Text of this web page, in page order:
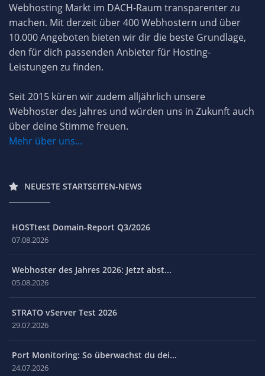
Webhosting Markt im DACH-Raum transparenter zu
machen. Mit derzeit über 400 Webhostern und über
10.000 Angeboten bieten wir dir die beste Grundlage,
den für dich passenden Anbieter für Hosting-
Leistungen zu finden.
Seit 2015 küren wir zudem alljährlich unsere
Webhoster des Jahres und würden uns in Zukunft auch
über deine Stimme freuen.
Mehr über uns...
NEUESTE STARTSEITEN-NEWS
HOSTtest Domain-Report Q3/2026
07.08.2026
Webhoster des Jahres 2026: Jetzt abst...
05.08.2026
STRATO vServer Test 2026
29.07.2026
Port Monitoring: So überwachst du dei...
24.07.2026